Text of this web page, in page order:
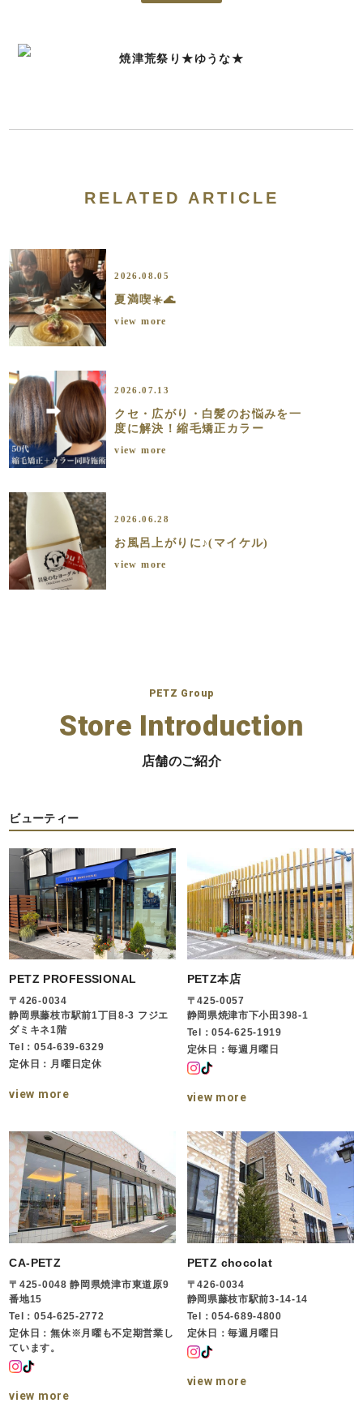
焼津荒祭り★ゆうな★
RELATED ARTICLE
2026.08.05
夏満喫☀️🌊
view more
2026.07.13
クセ・広がり・白髪のお悩みを一
度に解決！縮毛矯正カラー
view more
2026.06.28
お風呂上がりに♪(マイケル)
view more
PETZ Group
Store Introduction
店舗のご紹介
ビューティー
PETZ PROFESSIONAL
〒426-0034
静岡県藤枝市駅前1丁目8-3 フジエ
ダミキネ1階
Tel：054-639-6329
定休日：月曜日定休
view more
PETZ本店
〒425-0057
静岡県焼津市下小田398-1
Tel：054-625-1919
定休日：毎週月曜日
view more
CA-PETZ
〒425-0048 静岡県焼津市東道原9
番地15
Tel：054-625-2772
定休日：無休※月曜も不定期営業し
ています。
view more
PETZ chocolat
〒426-0034
静岡県藤枝市駅前3-14-14
Tel：054-689-4800
定休日：毎週月曜日
view more